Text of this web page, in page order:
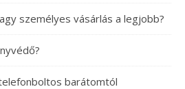
személyes vásárlás a legjobb?
barátomtól